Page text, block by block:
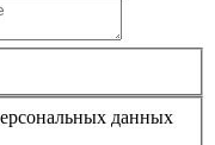
данных